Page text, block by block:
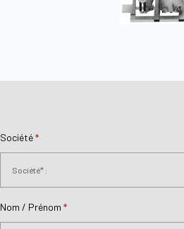
Société*
Nom / Prénom *